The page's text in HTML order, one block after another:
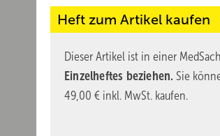
Heft zum Artikel kaufen
Dieser Artikel ist in einer
Einzelheftes beziehen. Sie
49,00 € inkl. MwSt. kaufen.